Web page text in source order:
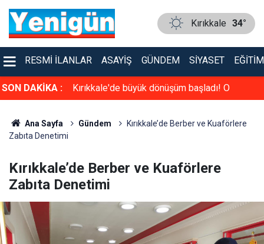
Kırıkkale 34°
RESMI İLANLAR ASAYIŞ GÜNDEM SIYASET EĞITIM
SON DAKİKA : Kırıkkale'de büyük dönüşüm başladı! O
Ana Sayfa Gündem
Kırıkkale’de Berber ve Kuaförlere
Zabıta Denetimi
Kırıkkale’de Berber ve Kuaförlere
Zabıta Denetimi